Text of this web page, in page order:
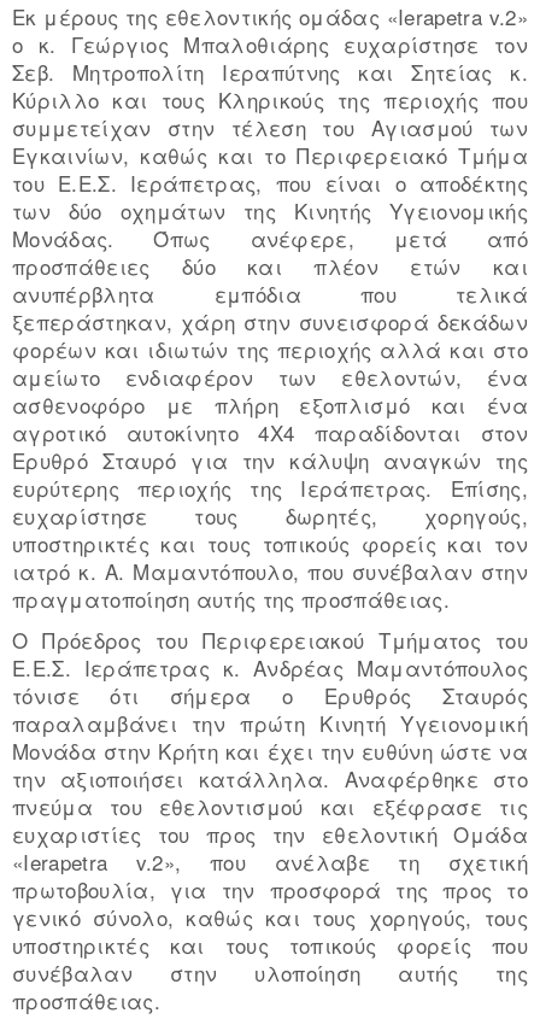
Εκ μέρους της εθελοντικής ομάδας «Ierapetra v.2»
ο κ. Γεώργιος Μπαλοθιάρης ευχαρίστησε τον
Σεβ. Μητροπολίτη Ιεραπύτνης και Σητείας κ.
Κύριλλο και τους Κληρικούς της περιοχής που
συμμετείχαν στην τέλεση του Αγιασμού των
Εγκαινίων, καθώς και το Περιφερειακό Τμήμα
του Ε.Ε.Σ. Ιεράπετρας, που είναι ο αποδέκτης
των δύο οχημάτων της Κινητής Υγειονομικής
Μονάδας. Όπως ανέφερε, μετά από
προσπάθειες δύο και πλέον ετών και
ανυπέρβλητα εμπόδια που τελικά
ξεπεράστηκαν, χάρη στην συνεισφορά δεκάδων
φορέων και ιδιωτών της περιοχής αλλά και στο
αμείωτο ενδιαφέρον των εθελοντών, ένα
ασθενοφόρο με πλήρη εξοπλισμό και ένα
αγροτικό αυτοκίνητο 4Χ4 παραδίδονται στον
Ερυθρό Σταυρό για την κάλυψη αναγκών της
ευρύτερης περιοχής της Ιεράπετρας. Επίσης,
ευχαρίστησε τους δωρητές, χορηγούς,
υποστηρικτές και τους τοπικούς φορείς και τον
ιατρό κ. Α. Μαμαντόπουλο, που συνέβαλαν στην
πραγματοποίηση αυτής της προσπάθειας.
Ο Πρόεδρος του Περιφερειακού Τμήματος του
Ε.Ε.Σ. Ιεράπετρας κ. Ανδρέας Μαμαντόπουλος
τόνισε ότι σήμερα ο Ερυθρός Σταυρός
παραλαμβάνει την πρώτη Κινητή Υγειονομική
Μονάδα στην Κρήτη και έχει την ευθύνη ώστε να
την αξιοποιήσει κατάλληλα. Αναφέρθηκε στο
πνεύμα του εθελοντισμού και εξέφρασε τις
ευχαριστίες του προς την εθελοντική Ομάδα
«Ierapetra v.2», που ανέλαβε τη σχετική
πρωτοβουλία, για την προσφορά της προς το
γενικό σύνολο, καθώς και τους χορηγούς, τους
υποστηρικτές και τους τοπικούς φορείς που
συνέβαλαν στην υλοποίηση αυτής της
προσπάθειας.